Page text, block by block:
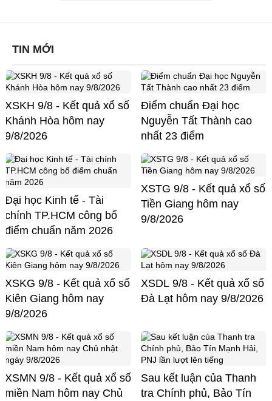
TIN MỚI
XSKH 9/8 - Kết quả xổ số
Khánh Hòa hôm nay
9/8/2026
Điểm chuẩn Đại học
Nguyễn Tất Thành cao
nhất 23 điểm
Đại học Kinh tế - Tài
chính TP.HCM công bố
điểm chuẩn năm 2026
XSTG 9/8 - Kết quả xổ số
Tiền Giang hôm nay
9/8/2026
XSKG 9/8 - Kết quả xổ số
Kiên Giang hôm nay
9/8/2026
XSDL 9/8 - Kết quả xổ số
Đà Lạt hôm nay 9/8/2026
XSMN 9/8 - Kết quả xổ số
miền Nam hôm nay Chủ
Sau kết luận của Thanh
tra Chính phủ, Bảo Tín